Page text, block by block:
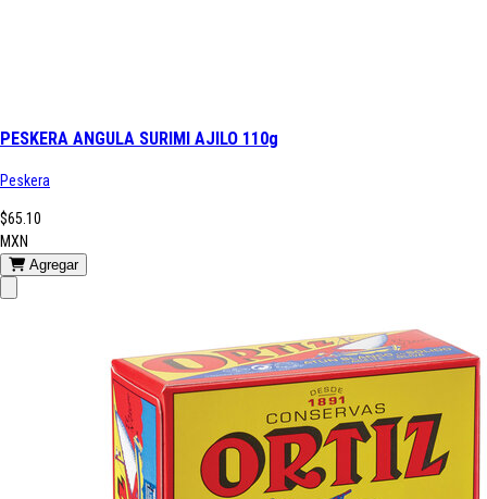
PESKERA ANGULA SURIMI AJILO 110g
Peskera
$65.10
MXN
Agregar